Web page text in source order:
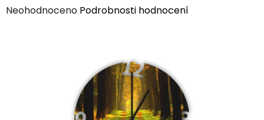
Průměrné
Neohodnoceno Podrobnosti hodnocení